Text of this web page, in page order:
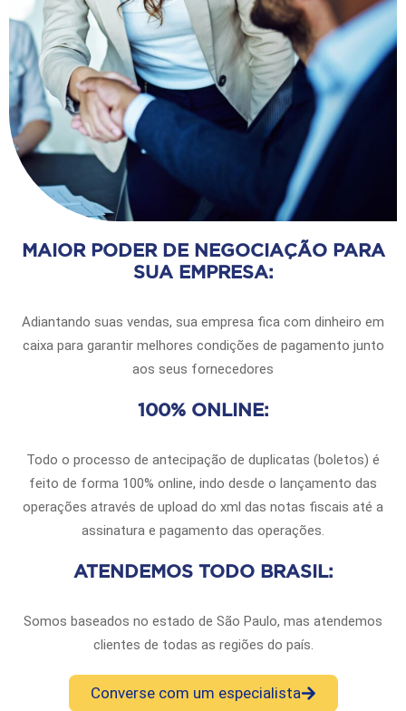
MAIOR PODER DE NEGOCIAÇÃO PARA
SUA EMPRESA:
Adiantando suas vendas, sua empresa fica com dinheiro em
caixa para garantir melhores condições de pagamento junto
aos seus fornecedores
100% ONLINE:
Todo o processo de antecipação de duplicatas (boletos) é
feito de forma 100% online, indo desde o lançamento das
operações através de upload do xml das notas fiscais até a
assinatura e pagamento das operações.
ATENDEMOS TODO BRASIL:
Somos baseados no estado de São Paulo, mas atendemos
clientes de todas as regiões do país.
Converse com um especialista